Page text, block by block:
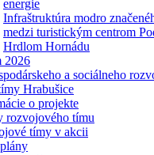
energie
Infraštruktúra modro
medzi turistickým centrom
Hrdlom Hornádu
2026
a sociálneho
Hrabušice
o projekte
rozvojového tímu
tímy v akcii